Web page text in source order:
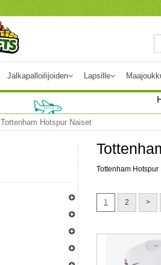
Jalkapalloilijoiden Lapsille
Tottenham Hotspur Naiset
Tottenham Hotspur
1 2 >